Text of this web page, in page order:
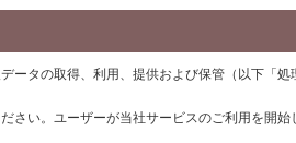
タの取得、利用、提供および保管（以下「
い。ユーザーが当社サービスのご利用を開